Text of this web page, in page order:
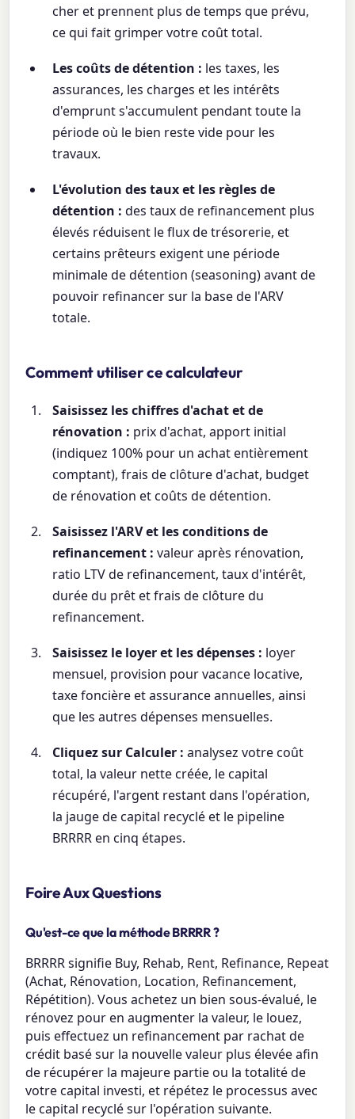
cher et prennent plus de temps que prévu,
ce qui fait grimper votre coût total.
Les coûts de détention : les taxes, les
assurances, les charges et les intérêts
d'emprunt s'accumulent pendant toute la
période où le bien reste vide pour les
travaux.
L'évolution des taux et les règles de
détention : des taux de refinancement plus
élevés réduisent le flux de trésorerie, et
certains prêteurs exigent une période
minimale de détention (seasoning) avant de
pouvoir refinancer sur la base de l'ARV
totale.
Comment utiliser ce calculateur
Saisissez les chiffres d'achat et de
rénovation : prix d'achat, apport initial
(indiquez 100% pour un achat entièrement
comptant), frais de clôture d'achat, budget
de rénovation et coûts de détention.
Saisissez l'ARV et les conditions de
refinancement : valeur après rénovation,
ratio LTV de refinancement, taux d'intérêt,
durée du prêt et frais de clôture du
refinancement.
Saisissez le loyer et les dépenses : loyer
mensuel, provision pour vacance locative,
taxe foncière et assurance annuelles, ainsi
que les autres dépenses mensuelles.
Cliquez sur Calculer : analysez votre coût
total, la valeur nette créée, le capital
récupéré, l'argent restant dans l'opération,
la jauge de capital recyclé et le pipeline
BRRRR en cinq étapes.
Foire Aux Questions
Qu'est-ce que la méthode BRRRR ?
BRRRR signifie Buy, Rehab, Rent, Refinance, Repeat
(Achat, Rénovation, Location, Refinancement,
Répétition). Vous achetez un bien sous-évalué, le
rénovez pour en augmenter la valeur, le louez,
puis effectuez un refinancement par rachat de
crédit basé sur la nouvelle valeur plus élevée afin
de récupérer la majeure partie ou la totalité de
votre capital investi, et répétez le processus avec
le capital recyclé sur l'opération suivante.